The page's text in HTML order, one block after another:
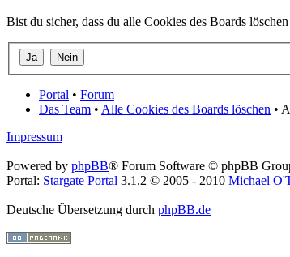
Bist du sicher, dass du alle Cookies des Boards
Portal • Forum
Das Team • Alle Cookies des Boards löschen •
Impressum
Powered by phpBB® Forum Software © phpBB
Portal: Stargate Portal 3.1.2 © 2005 - 2010 Michael
Deutsche Übersetzung durch phpBB.de